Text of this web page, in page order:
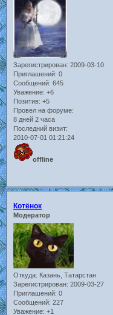
Зарегистрирован: 2009-03-10
Приглашений: 0
Сообщений: 645
Уважение: +6
Позитив: +5
Провел на форуме:
8 дней 2 часа
Последний визит:
2010-07-01 01:21:24
offline
Котёнок
Модератор
Откуда: Казань, Татарстан
Зарегистрирован: 2009-03-27
Приглашений: 0
Сообщений: 227
Уважение: +1